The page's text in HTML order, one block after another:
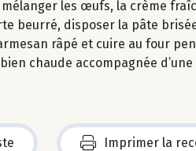
mélanger les œufs, la crème
beurré, disposer la pâte
râpé et cuire au four
chaude accompagnée d’une
Imprimer la